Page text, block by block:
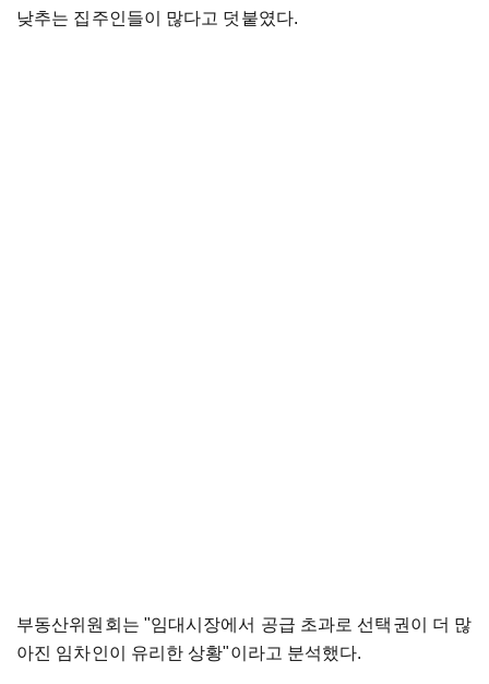
낮추는 집주인들이 많다고 덧붙였다.
부동산위원회는 "임대시장에서 공급 초과로 선택권이 더 많
아진 임차인이 유리한 상황"이라고 분석했다.